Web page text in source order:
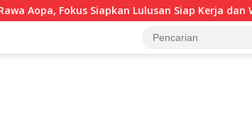
Fokus Siapkan Lulusan Siap Kerja dan Wirausaha